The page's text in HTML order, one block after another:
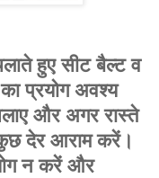
हुए सीट बैल्ट व
प्रयोग अवश्य
और अगर रास्ते
देर आराम करें।
न करें और